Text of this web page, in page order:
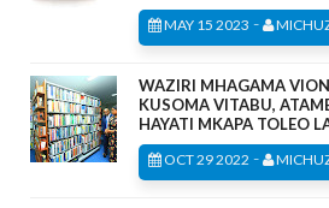
MAY 15 2023 -
WAZIRI MHAGAMA
KUSOMA VITABU,
HAYATI MKAPA TOLEO
OCT 29 2022 -